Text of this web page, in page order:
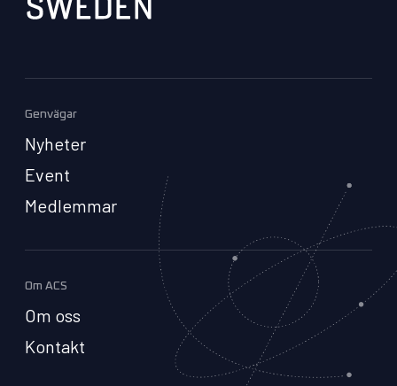
Genvägar
Nyheter
Event
Medlemmar
Om ACS
Om oss
Kontakt